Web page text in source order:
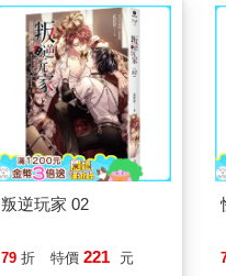
叛逆玩家 02
79 折 特價 221 元